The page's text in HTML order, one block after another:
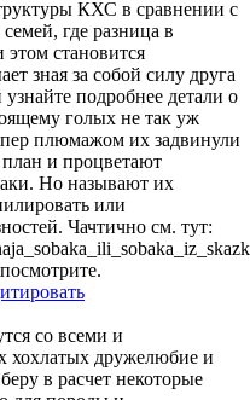
КХС в сравнении с
где разница в
становится
зная за собой силу друга
подробнее детали о
голых не так уж
плюмажом их задвинули
и процветают
Но называют их
или
Чачтично см. тут:
со всеми и
хохлатых дружелюбие и
в расчет некоторые